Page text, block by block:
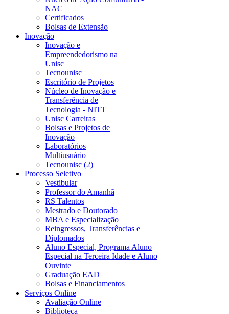
NAC
Certificados
Bolsas de Extensão
Inovação
Inovação e
Empreendedorismo na
Unisc
Tecnounisc
Escritório de Projetos
Núcleo de Inovação e
Transferência de
Tecnologia - NITT
Unisc Carreiras
Bolsas e Projetos de
Inovação
Laboratórios
Multiusuário
Tecnounisc (2)
Processo Seletivo
Vestibular
Professor do Amanhã
RS Talentos
Mestrado e Doutorado
MBA e Especialização
Reingressos, Transferências e
Diplomados
Aluno Especial, Programa Aluno
Especial na Terceira Idade e Aluno
Ouvinte
Graduação EAD
Bolsas e Financiamentos
Serviços Online
Avaliação Online
Biblioteca